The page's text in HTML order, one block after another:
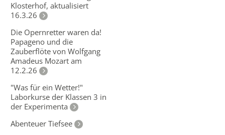
Klosterhof, aktualisiert
16.3.26
Die Opernretter waren da!
Papageno und die
Zauberflöte von Wolfgang
Amadeus Mozart am
12.2.26
"Was für ein Wetter!"
Laborkurse der Klassen 3 in
der Experimenta
Abenteuer Tiefsee